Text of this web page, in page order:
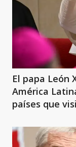
El papa León
América
países que